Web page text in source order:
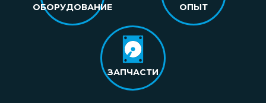
ОБОРУДОВАНИЕ ОПЫТ
ЗАПЧАСТИ